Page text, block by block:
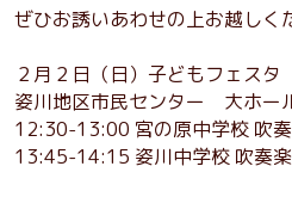
ぜひお誘いあわせの上お越しく
２月２日（日）子どもフェスタ
姿川地区市民センター 大ホー
12:30-13:00 宮の原中学校 吹
13:45-14:15 姿川中学校 吹奏